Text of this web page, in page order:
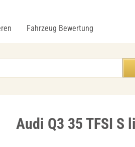
Fahrzeug Bewertung
Audi Q3 35 TFSI S